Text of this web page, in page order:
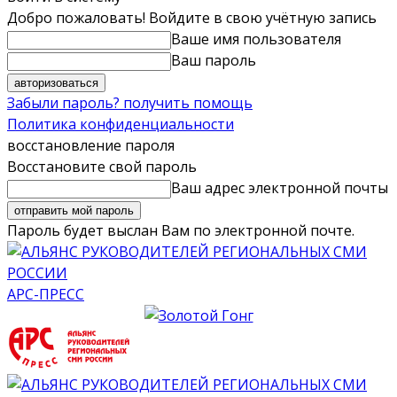
Добро пожаловать! Войдите в свою учётную запись
Ваше имя пользователя
Ваш пароль
Забыли пароль? получить помощь
Политика конфиденциальности
восстановление пароля
Восстановите свой пароль
Ваш адрес электронной почты
Пароль будет выслан Вам по электронной почте.
АРС-ПРЕСС